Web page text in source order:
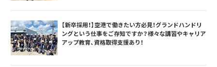
【新卒採用！】空港で働きたい方必見！グランドハンドリ
ングという仕事をご存知ですか？様々な講習やキャリア
アップ教育、資格取得支援あり！